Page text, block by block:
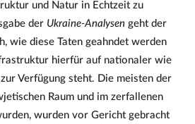
und Natur in Echtzeit zu
der Ukraine-Analysengeht der
wie diese Taten geahndet werden
hierfür auf nationaler wie
Verfügung steht. Die meisten der
Raum und im zerfallenen
wurden vor Gericht gebracht